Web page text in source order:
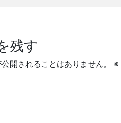
残す
開されることはありません。 ※